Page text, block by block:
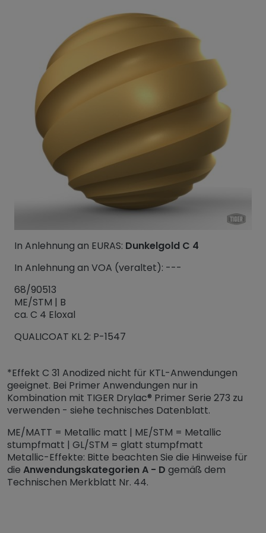
In Anlehnung an EURAS: Dunkelgold C 4
In Anlehnung an VOA (veraltet): ---
68/90513
ME/STM | B
ca. C 4 Eloxal
QUALICOAT KL 2: P-1547
*Effekt C 31 Anodized nicht für KTL-Anwendungen
geeignet. Bei Primer Anwendungen nur in
Kombination mit TIGER Drylac® Primer Serie 273 zu
verwenden - siehe technisches Datenblatt.
ME/MATT = Metallic matt | ME/STM = Metallic
stumpfmatt | GL/STM = glatt stumpfmatt
Metallic-Effekte: Bitte beachten Sie die Hinweise für
die Anwendungskategorien A - D gemäß dem
Technischen Merkblatt Nr. 44.